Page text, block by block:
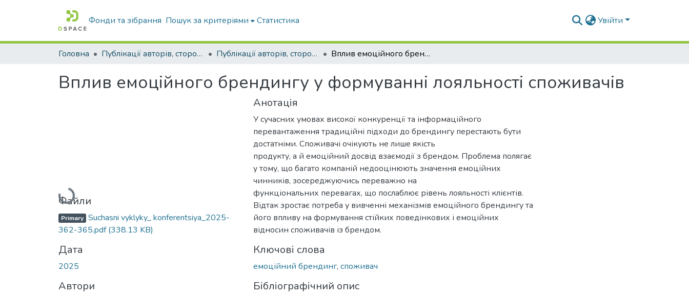
Фонди та зібрання Пошук за критеріями Статистика Увійти
Головна Публікації авторів, сторонніх університету Публікації авторів, сторонніх університету Вплив емоційного брендингу у формуванні лояльності споживачів
Вплив емоційного брендингу у формуванні лояльності споживачів
Вантажиться...
Файли
Primary Suchasni vyklyky_ konferentsiya_2025-
362-365.pdf(338.13 KB)
Дата
2025
Автори
Анотація
У сучасних умовах високої конкуренції та інформаційного
перевантаження традиційні підходи до брендингу перестають бути
достатніми. Споживачі очікують не лише якість
продукту, а й емоційний досвід взаємодії з брендом. Проблема полягає
у тому, що багато компаній недооцінюють значення емоційних
чинників, зосереджуючись переважно на
функціональних перевагах, що послаблює рівень лояльності клієнтів.
Відтак зростає потреба у вивченні механізмів емоційного брендингу та
його впливу на формування стійких поведінкових і емоційних
відносин споживачів із брендом.
Ключові слова
емоційний брендинг, споживач
Бібліографічний опис